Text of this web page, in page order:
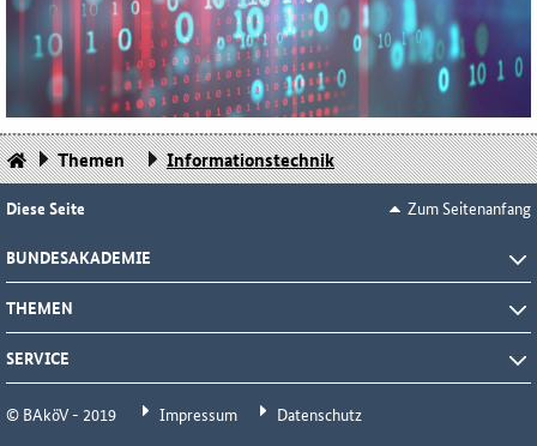
Themen Informationstechnik
Diese Seite Zum Seitenanfang
BUNDESAKADEMIE
THEMEN
SERVICE
© BAköV - 2019 Impressum Datenschutz